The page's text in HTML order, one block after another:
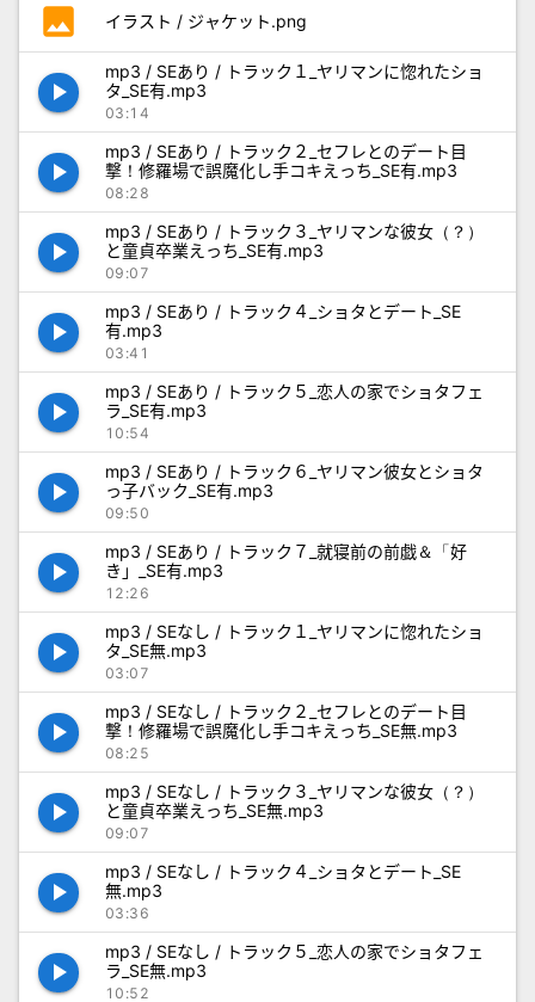
photo イラスト / ジャケット.png
play_arrow
mp3 / SEあり / トラック１_ヤリマンに惚れたショ
タ_SE有.mp3
03:14
play_arrow
mp3 / SEあり / トラック２_セフレとのデート目
撃！修羅場で誤魔化し手コキえっち_SE有.mp3
08:28
play_arrow
mp3 / SEあり / トラック３_ヤリマンな彼女（？）
と童貞卒業えっち_SE有.mp3
09:07
play_arrow
mp3 / SEあり / トラック４_ショタとデート_SE
有.mp3
03:41
play_arrow
mp3 / SEあり / トラック５_恋人の家でショタフェ
ラ_SE有.mp3
10:54
play_arrow
mp3 / SEあり / トラック６_ヤリマン彼女とショタ
っ子バック_SE有.mp3
09:50
play_arrow
mp3 / SEあり / トラック７_就寝前の前戯＆「好
き」_SE有.mp3
12:26
play_arrow
mp3 / SEなし / トラック１_ヤリマンに惚れたショ
タ_SE無.mp3
03:07
play_arrow
mp3 / SEなし / トラック２_セフレとのデート目
撃！修羅場で誤魔化し手コキえっち_SE無.mp3
08:25
play_arrow
mp3 / SEなし / トラック３_ヤリマンな彼女（？）
と童貞卒業えっち_SE無.mp3
09:07
play_arrow
mp3 / SEなし / トラック４_ショタとデート_SE
無.mp3
03:36
play_arrow
mp3 / SEなし / トラック５_恋人の家でショタフェ
ラ_SE無.mp3
10:52